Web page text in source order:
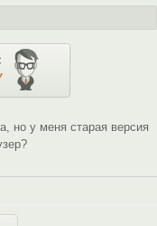
но у меня старая версия